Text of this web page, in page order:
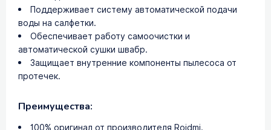
Поддерживает систему автоматической подачи
воды на салфетки.
Обеспечивает работу самоочистки и
автоматической сушки швабр.
Защищает внутренние компоненты пылесоса от
протечек.
Преимущества:
100% оригинал от производителя Roidmi.